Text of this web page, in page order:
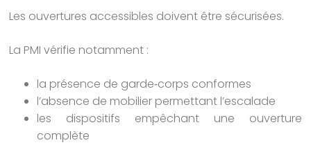
Les ouvertures accessibles doivent être sécurisées.
La PMI vérifie notamment :
la présence de garde‑corps conformes
l’absence de mobilier permettant l’escalade
les dispositifs empêchant une ouverture
complète